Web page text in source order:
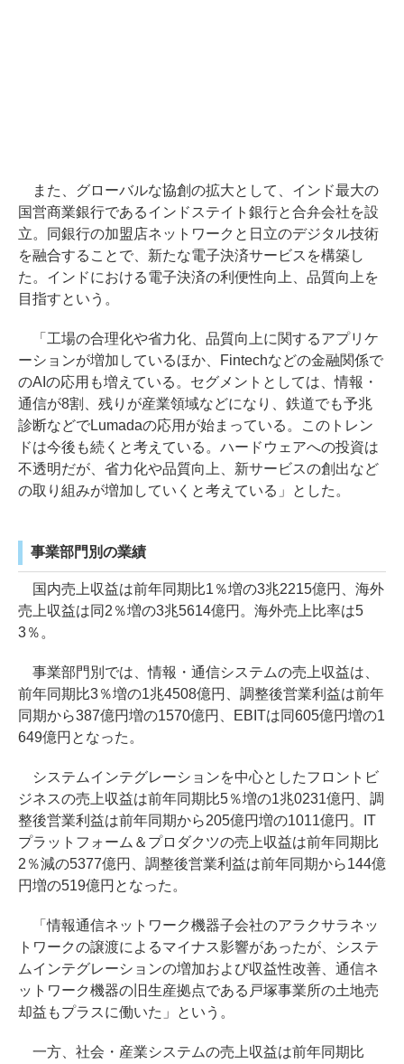
また、グローバルな協創の拡大として、インド最大の
国営商業銀行であるインドステイト銀行と合弁会社を設
立。同銀行の加盟店ネットワークと日立のデジタル技術
を融合することで、新たな電子決済サービスを構築し
た。インドにおける電子決済の利便性向上、品質向上を
目指すという。
「工場の合理化や省力化、品質向上に関するアプリケ
ーションが増加しているほか、Fintechなどの金融関係で
のAIの応用も増えている。セグメントとしては、情報・
通信が8割、残りが産業領域などになり、鉄道でも予兆
診断などでLumadaの応用が始まっている。このトレン
ドは今後も続くと考えている。ハードウェアへの投資は
不透明だが、省力化や品質向上、新サービスの創出など
の取り組みが増加していくと考えている」とした。
事業部門別の業績
国内売上収益は前年同期比1％増の3兆2215億円、海外
売上収益は同2％増の3兆5614億円。海外売上比率は5
3％。
事業部門別では、情報・通信システムの売上収益は、
前年同期比3％増の1兆4508億円、調整後営業利益は前年
同期から387億円増の1570億円、EBITは同605億円増の1
649億円となった。
システムインテグレーションを中心としたフロントビ
ジネスの売上収益は前年同期比5％増の1兆0231億円、調
整後営業利益は前年同期から205億円増の1011億円。IT
プラットフォーム＆プロダクツの売上収益は前年同期比
2％減の5377億円、調整後営業利益は前年同期から144億
円増の519億円となった。
「情報通信ネットワーク機器子会社のアラクサラネッ
トワークの譲渡によるマイナス影響があったが、システ
ムインテグレーションの増加および収益性改善、通信ネ
ットワーク機器の旧生産拠点である戸塚事業所の土地売
却益もプラスに働いた」という。
一方、社会・産業システムの売上収益は前年同期比